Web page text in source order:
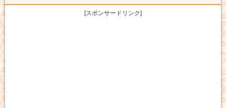
[スポンサードリンク]